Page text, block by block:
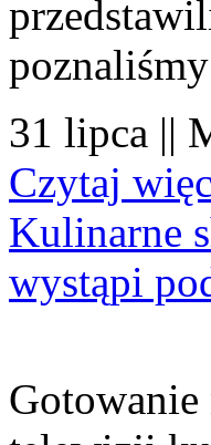
31 lipca ||
Czytaj
Kulinarne
wystąpi